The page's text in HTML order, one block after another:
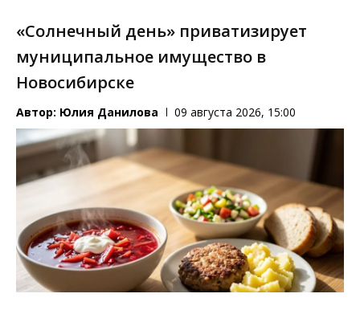
«Солнечный день» приватизирует
муниципальное имущество в
Новосибирске
Автор: Юлия Данилова 09 августа 2026, 15:00